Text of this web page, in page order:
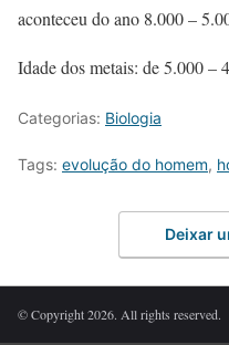
aconteceu do ano 8.000 –
Idade dos metais: de 5.000 –
Categorias: Biologia
Tags: evolução do homem,
Deixar
© Copyright 2026. All rights reserved.